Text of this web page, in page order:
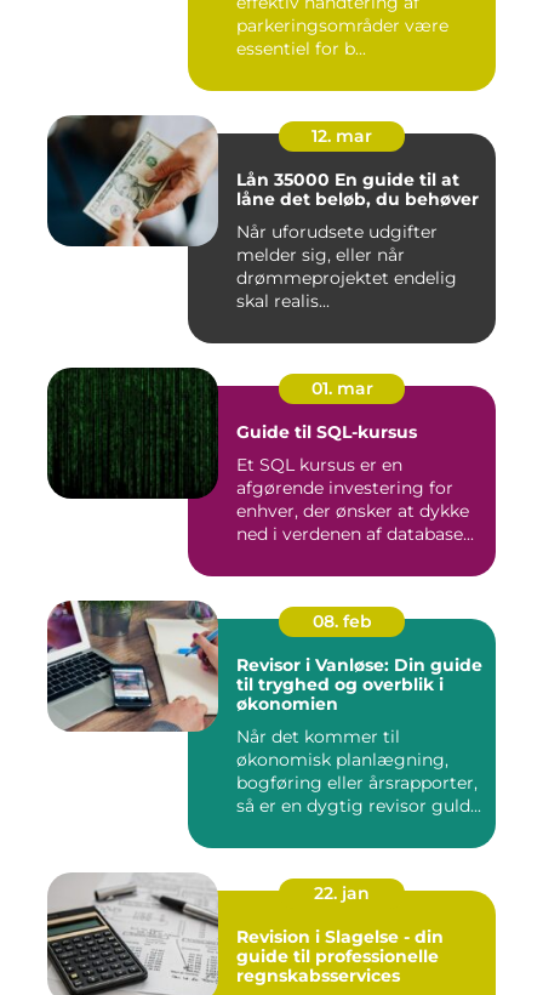
parkeringsområder være
essentiel for b...
12. mar
Lån 35000 En guide til at
låne det beløb, du behøver
Når uforudsete udgifter
melder sig, eller når
drømmeprojektet endelig
skal realis...
01. mar
Guide til SQL-kursus
Et SQL kursus er en
afgørende investering for
enhver, der ønsker at dykke
ned i verdenen af database...
08. feb
Revisor i Vanløse: Din guide
til tryghed og overblik i
økonomien
Når det kommer til
økonomisk planlægning,
bogføring eller årsrapporter,
så er en dygtig revisor guld...
22. jan
Revision i Slagelse - din
guide til professionelle
regnskabsservices